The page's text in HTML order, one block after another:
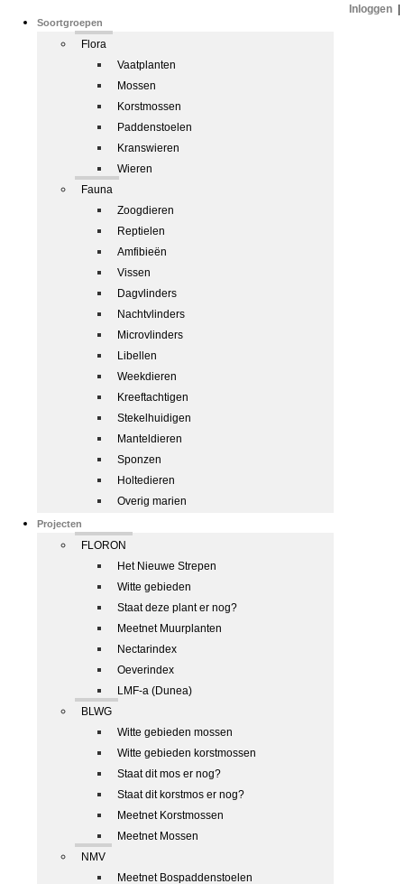
Soortgroepen
Flora
Vaatplanten
Mossen
Korstmossen
Paddenstoelen
Kranswieren
Wieren
Fauna
Zoogdieren
Reptielen
Amfibieën
Vissen
Dagvlinders
Nachtvlinders
Microvlinders
Libellen
Weekdieren
Kreeftachtigen
Stekelhuidigen
Manteldieren
Sponzen
Holtedieren
Overig marien
Projecten
FLORON
Het Nieuwe Strepen
Witte gebieden
Staat deze plant er nog?
Meetnet Muurplanten
Nectarindex
Oeverindex
LMF-a (Dunea)
BLWG
Witte gebieden mossen
Witte gebieden korstmossen
Staat dit mos er nog?
Staat dit korstmos er nog?
Meetnet Korstmossen
Meetnet Mossen
NMV
Meetnet Bospaddenstoelen
Inloggen